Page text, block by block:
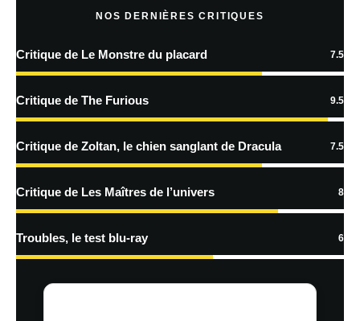
En savoir
traitées
NOS DERNIÈRES CRITIQUES
Critique de Le Monstre du placard 7.5
Critique de The Furious 9.5
Critique de Zoltan, le chien sanglant de Dracula 7.5
Critique de Les Maîtres de l’univers 8
Troubles, le test blu-ray 6